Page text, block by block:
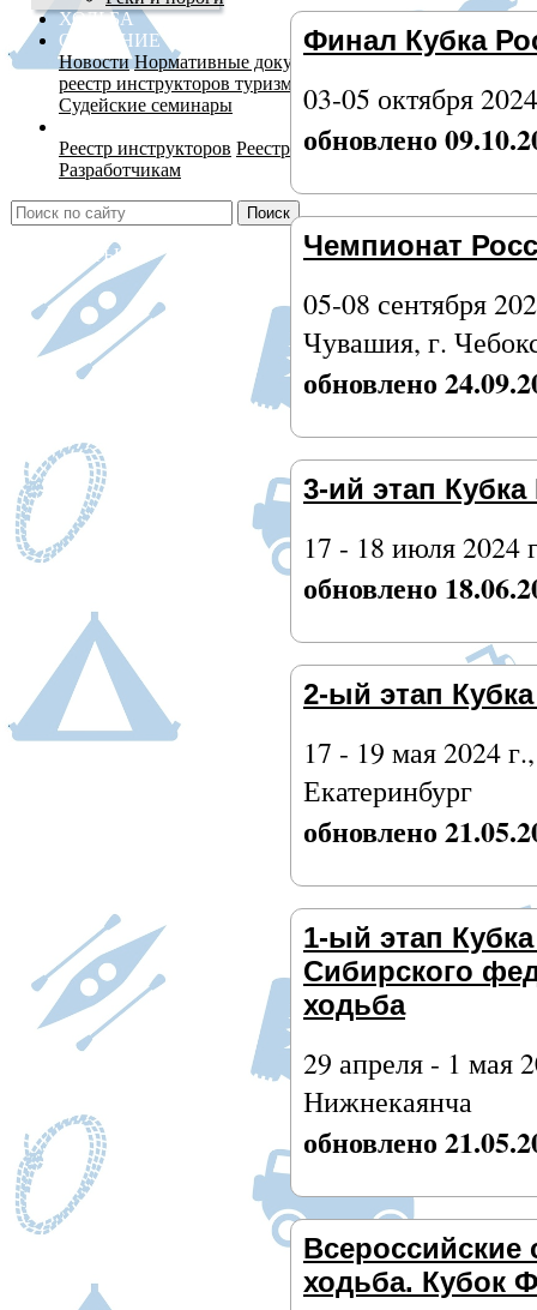
ХОДЬБА
ОБУЧЕНИЕ
Новости Нормативные документы Сведения об
реестр инструкторов туризма
Судейские семинары
Реестр инструкторов Реестр мастеров спорта Льготная
Разработчикам
Поиск
КОНТАКТЫ
Финал Кубка
03-05 октября
обновлено
Чемпионат
05-08 сентября
Чувашия, г.
обновлено
3-ий этап
17 - 18 июля 2024
обновлено
2-ый этап
17 - 19 мая 2024
Екатеринбург
обновлено
1-ый этап
Сибирского
ходьба
29 апреля - 1 мая
Нижнекаянча
обновлено
Всероссийские
ходьба. Кубок